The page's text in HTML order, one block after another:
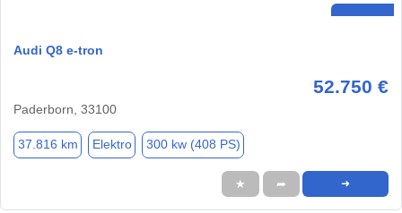
Audi Q8 e-tron
52.750 €
Paderborn, 33100
37.816 km Elektro 300 kw (408 PS)
★ ➦ ➜